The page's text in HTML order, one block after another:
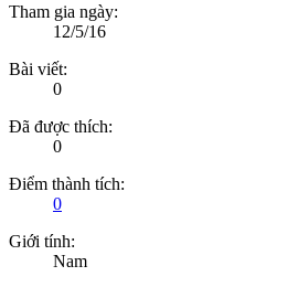
Tham gia ngày:
12/5/16
Bài viết:
0
Đã được thích:
0
Điểm thành tích:
0
Giới tính:
Nam